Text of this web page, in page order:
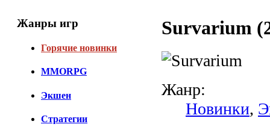
Жанры игр
Горячие новинки
MMORPG
Экшен
Стратегии
Survarium
Жанр:
Новинки,